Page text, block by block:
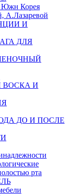
Южн Корея
А.Лазаревой
И
ДЛЯ
ВОСКА И
ДО И ПОСЛЕ
рта